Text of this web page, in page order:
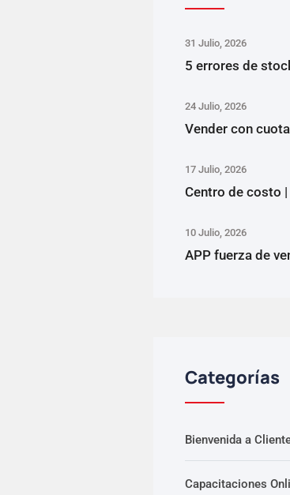
31 Julio, 2026
5 errores de
24 Julio, 2026
Vender con
17 Julio, 2026
Centro de costo |
10 Julio, 2026
APP fuerza de
Categorías
Bienvenida a
Capacitaciones